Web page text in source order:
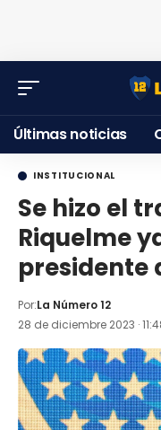
Últimas noticias
INSTITUCIONAL
Se hizo el
Riquelme
presidente
Por:La Número 12
28 de diciembre 2023 ·